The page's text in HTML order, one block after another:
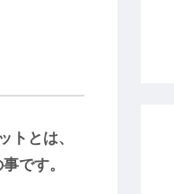
トとは、
です。